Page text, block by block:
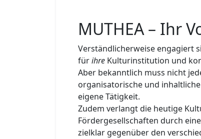
MUTHEA – Ihr
Verständlicherweise engagiert
fürihre Kulturinstitution und
Aber bekanntlich muss nicht
organisatorische und
eigene Tätigkeit.
Zudem verlangt die heutige
Fördergesellschaften durch
zielklar gegenüber den